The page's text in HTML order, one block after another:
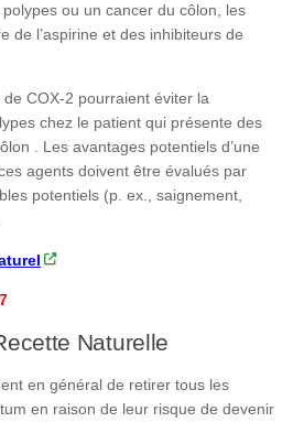
ou un cancer du côlon, les
de l’aspirine et des inhibiteurs de
de COX-2 pourraient éviter la
chez le patient qui présente des
. Les avantages potentiels d’une
agents doivent être évalués par
potentiels (p. ex., saignement,
Naturelle
en général de retirer tous les
en raison de leur risque de devenir